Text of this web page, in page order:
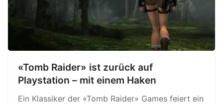
«Tomb Raider» ist zurück auf
Playstation – mit einem Haken
Ein Klassiker der «Tomb Raider» Games feiert ein